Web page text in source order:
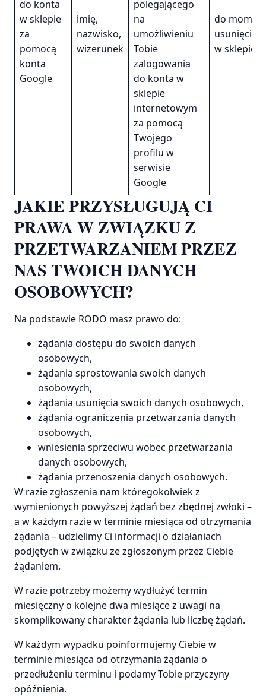
do konta
w sklepie
za
pomocą
konta
Google
imię,
nazwisko,
wizerunek
polegającego
na
umożliwieniu
Tobie
zalogowania
do konta w
sklepie
internetowym
za pomocą
Twojego
profilu w
serwisie
Google
do
usunięcia
w sklepie
JAKIE PRZYSŁUGUJĄ CI
PRAWA W ZWIĄZKU Z
PRZETWARZANIEM PRZEZ
NAS TWOICH DANYCH
OSOBOWYCH?
Na podstawie RODO masz prawo do:
żądania dostępu do swoich danych
osobowych,
żądania sprostowania swoich danych
osobowych,
żądania usunięcia swoich danych osobowych,
żądania ograniczenia przetwarzania danych
osobowych,
wniesienia sprzeciwu wobec przetwarzania
danych osobowych,
żądania przenoszenia danych osobowych.
W razie zgłoszenia nam któregokolwiek z
wymienionych powyższej żądań bez zbędnej zwłoki –
a w każdym razie w terminie miesiąca od otrzymania
żądania – udzielimy Ci informacji o działaniach
podjętych w związku ze zgłoszonym przez Ciebie
żądaniem.
W razie potrzeby możemy wydłużyć termin
miesięczny o kolejne dwa miesiące z uwagi na
skomplikowany charakter żądania lub liczbę żądań.
W każdym wypadku poinformujemy Ciebie w
terminie miesiąca od otrzymania żądania o
przedłużeniu terminu i podamy Tobie przyczyny
opóźnienia.